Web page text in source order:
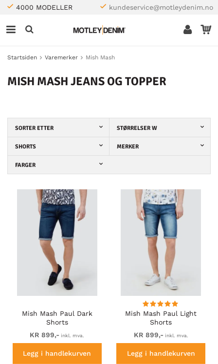
4000 MODELLER kundeservice@motleydenim.no
Startsiden Varemerker Mish Mash
MISH MASH JEANS OG TOPPER
SORTER ETTER STØRRELSER W
SHORTS MERKER
FARGER
Mish Mash Paul Dark
Shorts
KR 899,- inkl. mva.
Legg i handlekurven
Mish Mash Paul Light
Shorts
KR 899,- inkl. mva.
Legg i handlekurven